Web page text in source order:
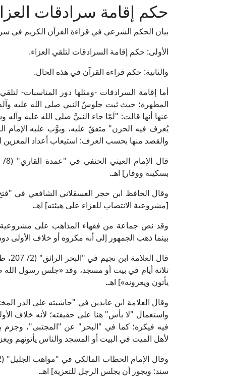
حكم إقامة سرادقات
بيان الحكم الشرعي في قراءة القرآن الكريم في
الأولى: حكم إقامة السرادقات لتلقي العزاء.
والثانية: حكم قراءة القرآن في هذه الحال.
أما إقامة السرادقات -ومثلها دور المناسبات-
المطهرة؛ حيث ثبت جلوسُ النبي صلى الله عليه
عنها أنها قالت: "لَمّا جاء النبيَّ صلى الله عليه
يُعرف فيه الحزن" متفقٌ عليه، وبوَّب عليه الإمام
والقصد منها بحسب العرف: استيعاب أعداد المعزين
بسكينة ووقار] اهـ.
[مشروعية الانتصاب للعزاء على هيئته] اهـ.
وقد نص جماعة من فقهاء المذاهب على مشروعية
بينما ذهب الجمهور إلى أنه مكروه أو خلاف الأولى
قال
ثلاثة أيام في بيت أو مسجد، وقد «جلس رسول الله
يأتون ويعزونه»] اهـ.
واستعمال "لا بأس" هنا على حقيقته؛ لأنه خلاف
فيه فيكره؛ كما في "البحر" عن "المجتبى"،
لأهل الميت في البيت أو المسجد والناس يأتونهم
سند: ويجوز أن يجلس الرجل للتعزية] اهـ.